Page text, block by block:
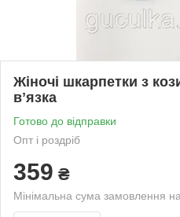
Жіночі шкарпетки з
вʼязка
Готово до відправки
Опт і роздріб
359 ₴
Мінімальна сума замовлення